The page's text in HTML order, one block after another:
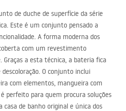
de duche de superfície da série
Este é um conjunto pensado a
A forma moderna dos
com um revestimento
Graças a esta técnica, a bateria fica
O conjunto inclui
com elementos, mangueira com
perfeito para quem procura soluções
de banho original e única dos